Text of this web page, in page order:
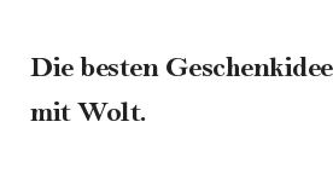
Die besten
mit Wolt.